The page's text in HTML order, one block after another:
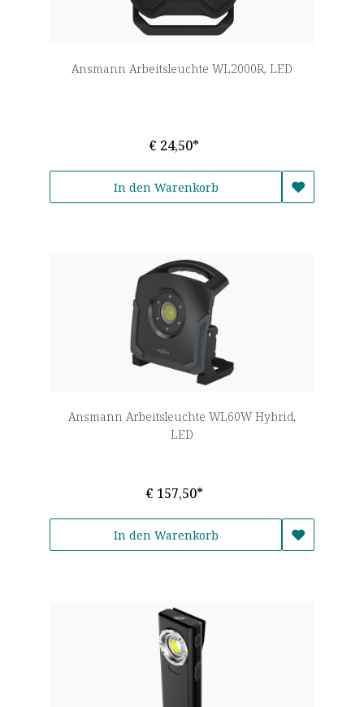
Ansmann Arbeitsleuchte WL2000R, LED
€ 24,50*
In den Warenkorb
Ansmann Arbeitsleuchte WL60W Hybrid,
LED
€ 157,50*
In den Warenkorb